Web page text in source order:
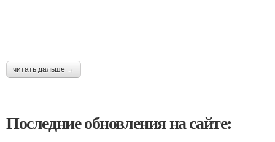
читать дальше →
Последние обновления на сайте: